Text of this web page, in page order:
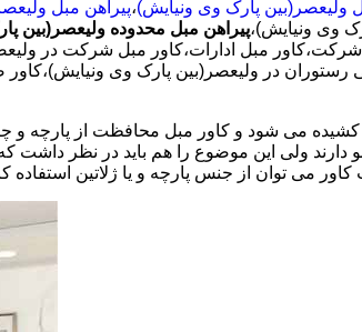
ولیعصر(بین پارک وی ونیایش)،پیراهن مبل
پیراهن مبل محدوده ولیعصر(بین
مبل ادارات،کاور مبل شرکت در
در ولیعصر(بین پارک وی ونیایش)،کاور
می شود و کاور مبل محافظت از پارچه و چرم
ولی این موضوع را هم باید در نظر
می توان از جنس پارچه و یا ژلاتین استفاده